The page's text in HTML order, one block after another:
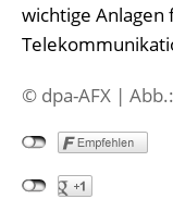
wichtige Anlagen
© dpa-AFX |